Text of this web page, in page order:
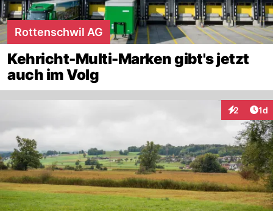
Rottenschwil AG
Kehricht-Multi-Marken gibt's jetzt
auch im Volg
2 1d